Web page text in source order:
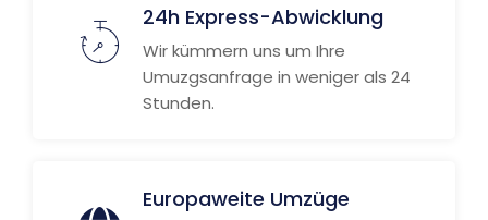
24h Express-Abwicklung
Wir kümmern uns um Ihre
Umuzgsanfrage in weniger als 24
Stunden.
Europaweite Umzüge